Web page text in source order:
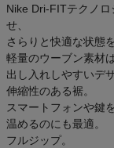
Nike Dri-FITテクノ
せ、
さらりと快適な状態
軽量のウーブン素材
出し入れしやすいデ
伸縮性のある裾。
スマートフォンや鍵
温めるのにも最適。
フルジップ。